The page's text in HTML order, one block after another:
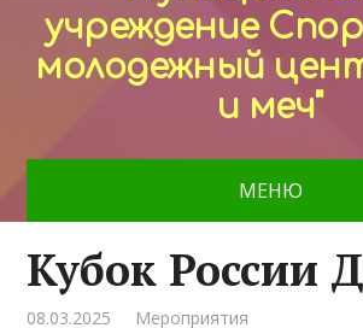
учреждение
молодежный
и меч"
МЕНЮ
Кубок России
08.03.2025 Мероприятия